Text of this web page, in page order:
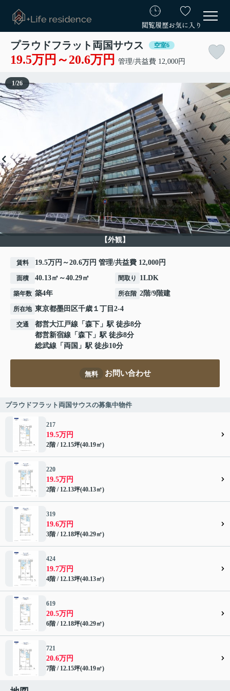
閲覧履歴お気に入り
プラウドフラット両国サウス 空室6
19.5万円～20.6万円 管理/共益費 12,000円
【外観】
1/26
賃料 19.5万円～20.6万円 管理/共益費 12,000円
面積 40.13㎡～40.29㎡ 間取り 1LDK
築年数 築4年 所在階 2階/9階建
所在地 東京都墨田区千歳 １丁目2-4
交通 都営大江戸線 「 森下 」駅 徒歩8分
都営新宿線 「 森下 」駅 徒歩8分
総武線 「 両国 」駅 徒歩10分
無料 お問い合わせ
プラウドフラット両国サウスの募集中物件
217
19.5万円
2階 / 12.15坪(40.19㎡)
220
19.5万円
2階 / 12.13坪(40.13㎡)
319
19.6万円
3階 / 12.18坪(40.29㎡)
424
19.7万円
4階 / 12.13坪(40.13㎡)
619
20.5万円
6階 / 12.18坪(40.29㎡)
721
20.6万円
7階 / 12.15坪(40.19㎡)